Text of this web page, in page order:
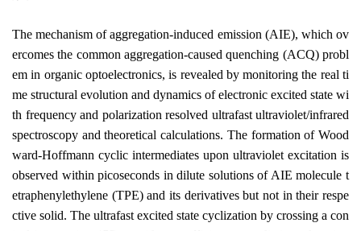
The mechanism of aggregation-induced emission (AIE), which ov
ercomes the common aggregation-caused quenching (ACQ) probl
em in organic optoelectronics, is revealed by monitoring the real ti
me structural evolution and dynamics of electronic excited state wi
th frequency and polarization resolved ultrafast ultraviolet/infrared
spectroscopy and theoretical calculations. The formation of Wood
ward-Hoffmann cyclic intermediates upon ultraviolet excitation is
observed within picoseconds in dilute solutions of AIE molecule t
etraphenylethylene (TPE) and its derivatives but not in their respe
ctive solid. The ultrafast excited state cyclization by crossing a con